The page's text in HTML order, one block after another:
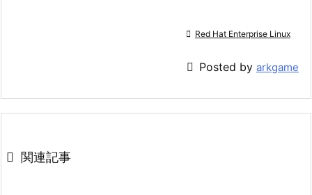
 Red Hat Enterprise Linux
 Posted by arkgame
 関連記事